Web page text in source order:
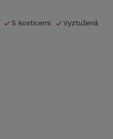
S kosticemi Vyztužená